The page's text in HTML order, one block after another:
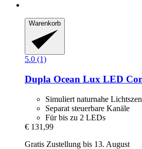
Warenkorb
5.0 (1)
Dupla Ocean Lux LED
Simuliert naturnahe
Separat steuerbare Kanäle
Für bis zu 2 LEDs
€ 131,99
Gratis Zustellung bis 13. August